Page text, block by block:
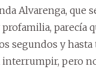
Alvarenga, que
parecía
segundos y
pero